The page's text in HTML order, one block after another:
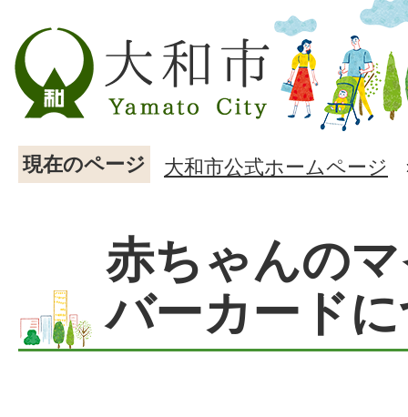
現在のページ 大和市公式ホームページ
赤ちゃんの
バーカード